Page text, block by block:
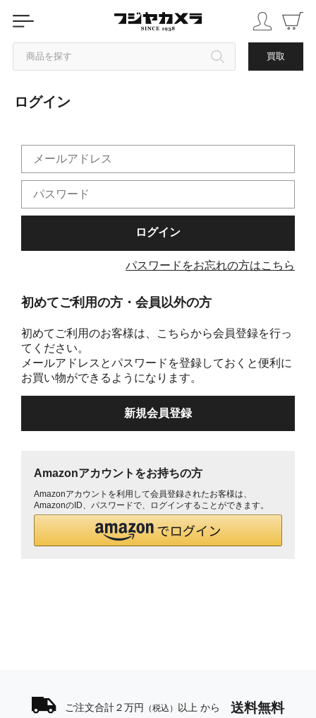
商品を探す 買取
カテゴリから探す
中古品を探す
ログイン
パスワードをお忘れの方はこちら
初めてご利用の方・会員以外の方
初めてご利用のお客様は、こちらから会員登録を行っ
てください。
メールアドレスとパスワードを登録しておくと便利に
お買い物ができるようになります。
Amazonアカウントをお持ちの方
Amazonアカウントを利用して会員登録されたお客様は、
AmazonのID、パスワードで、ログインすることができます。
ご注文合計２万円 （税込） 以上 から 送料無料